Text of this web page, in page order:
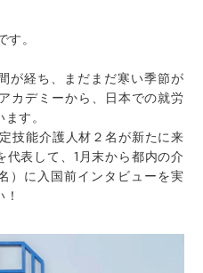
。
が経ち、まだまだ寒い季節が
カデミーから、日本での就労
す。
技能介護人材２名が新たに来
表して、1月末から都内の介
）に入国前インタビューを実